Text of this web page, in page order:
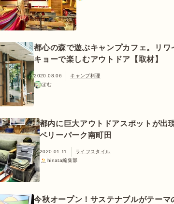
都心の森で遊ぶキャンプカフェ。リワ
キョーで楽しむアウトドア【取材】
2020.08.06
キャンプ料理
ぽむ
都内に巨大アウトドアスポットが出
ベリーパーク南町田
2020.01.11
ライフスタイル
hinata編集部
今秋オープン！サステナブルがテー